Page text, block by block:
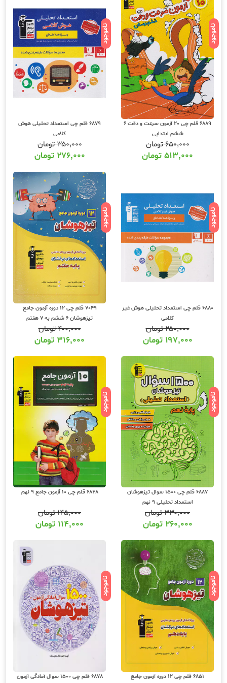
ناموجود
6889 قلم چی 20 آزمون سرعت و دقت 6
ششم ابتدایی
۶۵۰,۰۰۰تومان
۵۱۳,۰۰۰ تومان
ناموجود
6879 قلم چی استعداد تحلیلی هوش
کلامی
۳۵۰,۰۰۰تومان
۲۷۶,۰۰۰ تومان
ناموجود
6880 قلم چی استعداد تحلیلی هوش غیر
کلامی
۲۵۰,۰۰۰تومان
۱۹۷,۰۰۰ تومان
ناموجود
7049 قلم چی 12 دوره آزمون جامع
تیزهوشان 6 ششم به 7 هفتم
۴۰۰,۰۰۰تومان
۳۱۶,۰۰۰ تومان
ناموجود
6887 قلم چی 1500 سوال تیزهوشان
استعداد تحلیلی 9 نهم
۳۳۰,۰۰۰تومان
۲۶۰,۰۰۰ تومان
ناموجود
6848 قلم چی 10 آزمون جامع 9 نهم
۱۴۵,۰۰۰تومان
۱۱۴,۰۰۰ تومان
ناموجود
6851 قلم چی 12 دوره آزمون جامع
ناموجود
6878 قلم چی 1500 سوال آمادگی آزمون